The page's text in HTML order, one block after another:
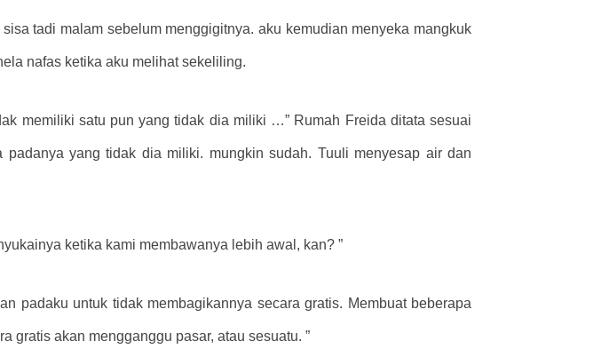
tadi malam sebelum menggigitnya. aku kemudian menyeka mangkuk
nafas ketika aku melihat sekeliling.
memiliki satu pun yang tidak dia miliki …” Rumah Freida ditata sesuai
yang tidak dia miliki. mungkin sudah. Tuuli menyesap air dan
ketika kami membawanya lebih awal, kan? ”
padaku untuk tidak membagikannya secara gratis. Membuat beberapa
gratis akan mengganggu pasar, atau sesuatu. ”